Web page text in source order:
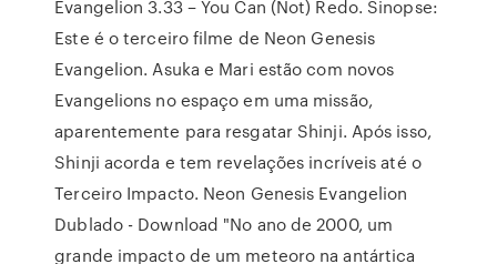
Evangelion 3.33 – You Can (Not) Redo. Sinopse:
Este é o terceiro filme de Neon Genesis
Evangelion. Asuka e Mari estão com novos
Evangelions no espaço em uma missão,
aparentemente para resgatar Shinji. Após isso,
Shinji acorda e tem revelações incríveis até o
Terceiro Impacto. Neon Genesis Evangelion
Dublado - Download "No ano de 2000, um
grande impacto de um meteoro na antártica